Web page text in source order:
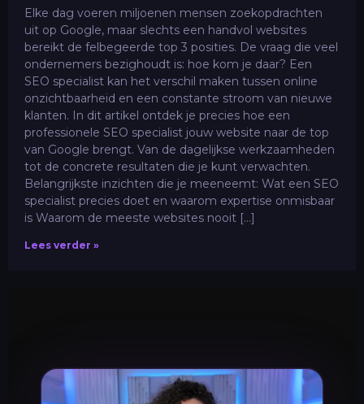
Elke dag voeren miljoenen mensen zoekopdrachten
uit op Google, maar slechts een handvol websites
bereikt de felbegeerde top 3 posities. De vraag die veel
ondernemers bezighoudt is: hoe kom je daar? Een
SEO specialist kan het verschil maken tussen online
onzichtbaarheid en een constante stroom van nieuwe
klanten. In dit artikel ontdek je precies hoe een
professionele SEO specialist jouw website naar de top
van Google brengt. Van de dagelijkse werkzaamheden
tot de concrete resultaten die je kunt verwachten.
Belangrijkste inzichten die je meeneemt: Wat een SEO
specialist precies doet en waarom expertise onmisbaar
is Waarom de meeste websites nooit […]
Lees verder »